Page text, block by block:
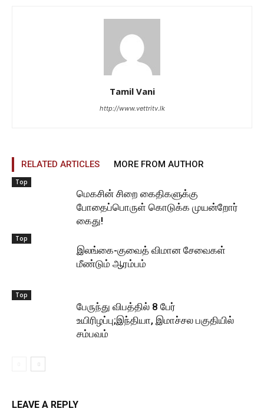
Tamil Vani
http://www.vettritv.lk
RELATED ARTICLES MORE FROM AUTHOR
Top
மெகசின் சிறை கைதிகளுக்கு
போதைப்பொருள் கொடுக்க முயன்றோர்
கைது!
Top
இலங்கை-குவைத் விமான சேவைகள்
மீண்டும் ஆரம்பம்
Top
பேருந்து விபத்தில் 8 பேர்
உயிரிழப்பு;இந்தியா, இமாச்சல பகுதியில்
சம்பவம்
LEAVE A REPLY